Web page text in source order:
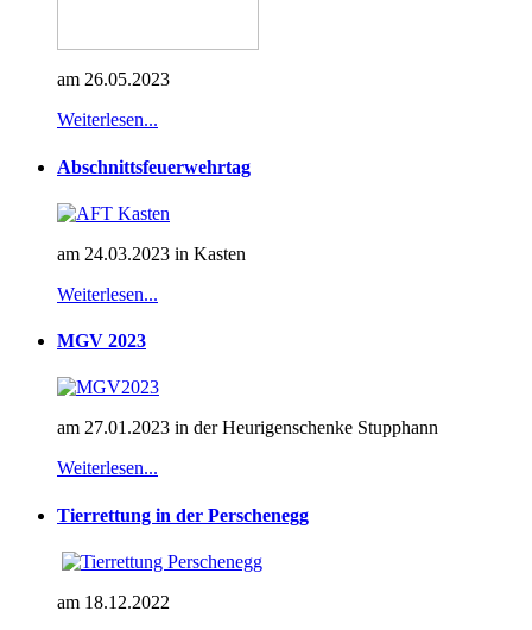
am 26.05.2023
Weiterlesen...
Abschnittsfeuerwehrtag
am 24.03.2023 in Kasten
Weiterlesen...
MGV 2023
am 27.01.2023 in der Heurigenschenke Stupphann
Weiterlesen...
Tierrettung in der Perschenegg
am 18.12.2022